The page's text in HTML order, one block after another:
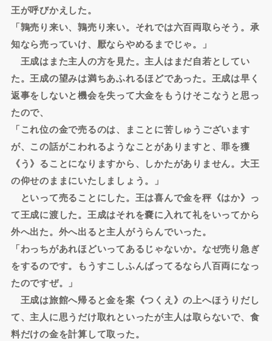
王が呼びかえした。
「鶉売り来い、鶉売り来い。それでは六百両取らそう。承
知なら売っていけ、厭ならやめるまでじゃ。」
王成はまた主人の方を見た。主人はまだ自若としてい
た。王成の望みは満ちあふれるほどであった。王成は早く
返事をしないと機会を失って大金をもうけそこなうと思っ
たので、
「これ位の金で売るのは、まことに苦しゅうございます
が、この話がこわれるようなことがありますと、罪を獲
《う》ることになりますから、しかたがありません。大王
の仰せのままにいたしましょう。」
といって売ることにした。王は喜んで金を秤《はか》っ
て王成に渡した。王成はそれを嚢に入れて礼をいってから
外へ出た。外へ出ると主人がうらんでいった。
「わっちがあれほどいってあるじゃないか。なぜ売り急ぎ
をするのです。もうすこしふんばってるなら八百両になっ
たのですぜ。」
王成は旅館へ帰ると金を案《つくえ》の上へほうりだし
て、主人に思うだけ取れといったが主人は取らないで、食
料だけの金を計算して取った。